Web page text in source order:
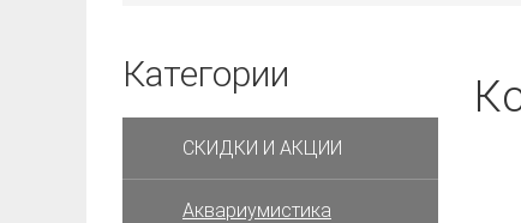
Категории
СКИДКИ И АКЦИИ
Аквариумистика